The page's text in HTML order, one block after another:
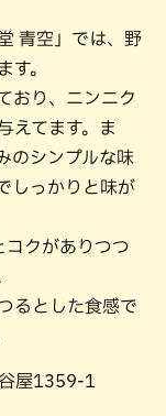
青空」では、野
す。
おり、ニンニク
えてます。ま
のシンプルな味
しっかりと味が
コクがありつつ
るとした食感で
屋1359-1